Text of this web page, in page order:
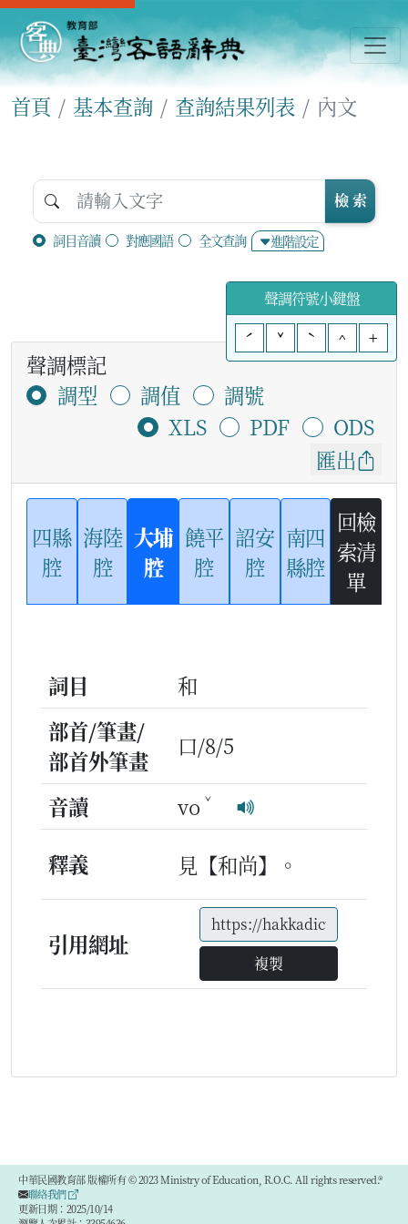
首頁 基本查詢 查詢結果列表 內文
詞目音讀 對應國語 全文查詢 進階設定
檢 索
聲調符號小鍵盤
ˊ
ˇ ˋ ^ +
聲調標記
調型
調值
調號
XLS
PDF
ODS
匯出
四縣
腔
海陸
腔
大埔
腔
饒平
腔
詔安
腔
南四
縣腔
回檢
索清
單
詞目
和
部首/筆畫/
部首外筆畫
口/8/5
音讀 vo ˇ
釋義 見【和尚】。
引用網址
複製
中華民國教育部 版權所有 © 2023 Ministry of Education, R.O.C. All rights reserved.®
聯絡我們
更新日期：2025/10/14